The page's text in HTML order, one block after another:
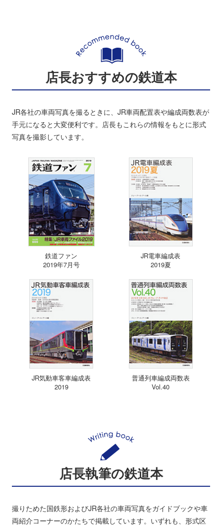
店長おすすめの鉄道本
JR各社の車両写真を撮るときに、JR車両配置表や編成両数表が
手元になると大変便利です。店長もこれらの情報をもとに形式
写真を撮影しています。
鉄道ファン
2019年7月号
JR電車編成表
2019夏
JR気動車客車編成表
2019
普通列車編成両数表
Vol.40
店長執筆の鉄道本
撮りためた国鉄形およびJR各社の車両写真をガイドブックや車
両紹介コーナーのかたちで掲載しています。いずれも、形式区